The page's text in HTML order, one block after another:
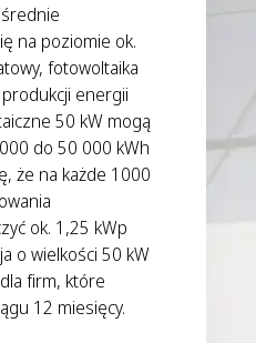
na poziomie ok.
fotowoltaika
energii
50 kW mogą
do 50 000 kWh
że na każde 1000
ok. 1,25 kWp
o wielkości 50 kW
firm, które
12 miesięcy.